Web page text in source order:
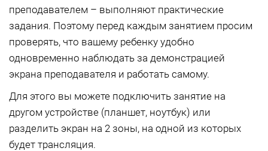
преподавателем – выполняют практические
задания. Поэтому перед каждым занятием просим
проверять, что вашему ребенку удобно
одновременно наблюдать за демонстрацией
экрана преподавателя и работать самому.
Для этого вы можете подключить занятие на
другом устройстве (планшет, ноутбук) или
разделить экран на 2 зоны, на одной из которых
будет трансляция.